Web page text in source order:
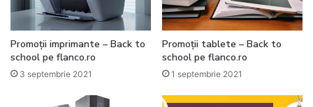
Promoții imprimante – Back to
school pe flanco.ro
3 septembrie 2021
Promoții tablete – Back to
school pe flanco.ro
1 septembrie 2021